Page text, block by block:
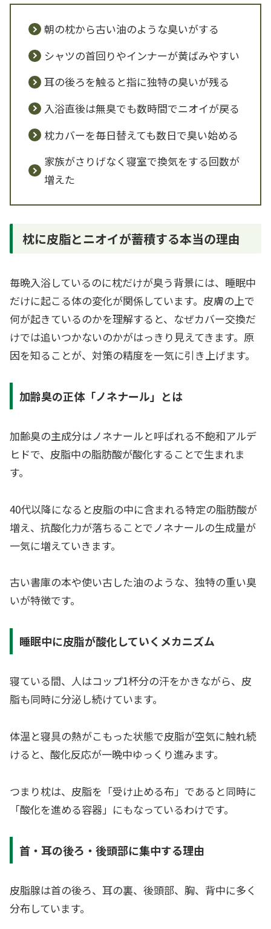
朝の枕から古い油のような臭いがする
シャツの首回りやインナーが黄ばみやすい
耳の後ろを触ると指に独特の臭いが残る
入浴直後は無臭でも数時間でニオイが戻る
枕カバーを毎日替えても数日で臭い始める
家族がさりげなく寝室で換気をする回数が
増えた
枕に皮脂とニオイが蓄積する本当の理由
毎晩入浴しているのに枕だけが臭う背景には、睡眠中
だけに起こる体の変化が関係しています。皮膚の上で
何が起きているのかを理解すると、なぜカバー交換だ
けでは追いつかないのかがはっきり見えてきます。原
因を知ることが、対策の精度を一気に引き上げます。
加齢臭の正体「ノネナール」とは
加齢臭の主成分はノネナールと呼ばれる不飽和アルデ
ヒドで、皮脂中の脂肪酸が酸化することで生まれま
す。
40代以降になると皮脂の中に含まれる特定の脂肪酸が
増え、抗酸化力が落ちることでノネナールの生成量が
一気に増えていきます。
古い書庫の本や使い古した油のような、独特の重い臭
いが特徴です。
睡眠中に皮脂が酸化していくメカニズム
寝ている間、人はコップ1杯分の汗をかきながら、皮
脂も同時に分泌し続けています。
体温と寝具の熱がこもった状態で皮脂が空気に触れ続
けると、酸化反応が一晩中ゆっくり進みます。
つまり枕は、皮脂を「受け止める布」であると同時に
「酸化を進める容器」にもなっているわけです。
首・耳の後ろ・後頭部に集中する理由
皮脂腺は首の後ろ、耳の裏、後頭部、胸、背中に多く
分布しています。